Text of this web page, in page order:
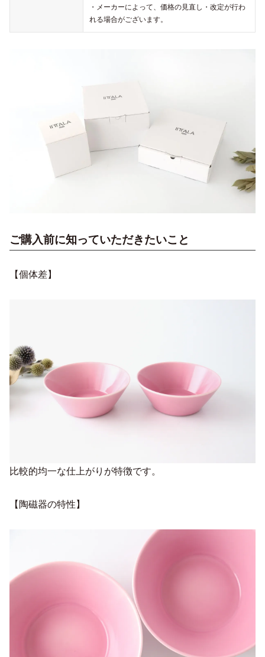
・メーカーによって、価格の見直し・改定が行わ
れる場合がございます。
ご購入前に知っていただきたいこと
【個体差】
比較的均一な仕上がりが特徴です。
【陶磁器の特性】